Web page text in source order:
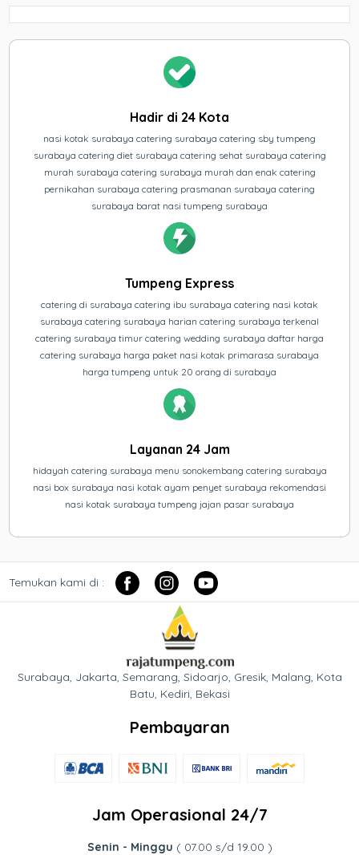
Hadir di 24 Kota
nasi kotak surabaya catering surabaya catering sby tumpeng
surabaya catering diet surabaya catering sehat surabaya catering
murah surabaya catering surabaya murah dan enak catering
pernikahan surabaya catering prasmanan surabaya catering
surabaya barat nasi tumpeng surabaya
Tumpeng Express
catering di surabaya catering ibu surabaya catering nasi kotak
surabaya catering surabaya harian catering surabaya terkenal
catering surabaya timur catering wedding surabaya daftar harga
catering surabaya harga paket nasi kotak primarasa surabaya
harga tumpeng untuk 20 orang di surabaya
Layanan 24 Jam
hidayah catering surabaya menu sonokembang catering surabaya
nasi box surabaya nasi kotak ayam penyet surabaya rekomendasi
nasi kotak surabaya tumpeng jajan pasar surabaya
Temukan kami di :
Surabaya, Jakarta, Semarang, Sidoarjo, Gresik, Malang, Kota
Batu, Kediri, Bekasi
Pembayaran
Jam Operasional 24/7
Senin - Minggu ( 07.00 s/d 19.00 )